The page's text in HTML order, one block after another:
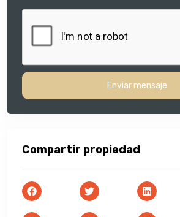
Enviar mensaje
Compartir propiedad